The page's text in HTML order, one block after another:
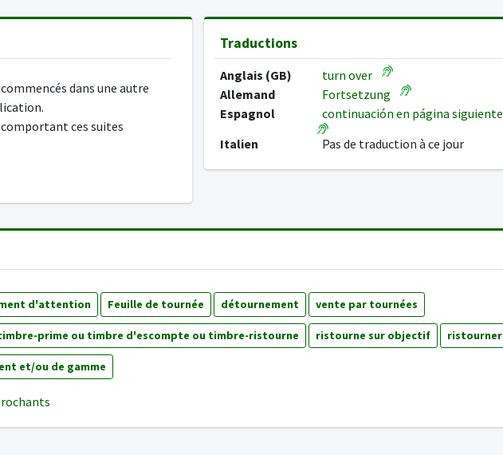
dans une autre
comportant ces suites
Traductions
Anglais (GB)
turn over
Allemand
Fortsetzung
Espagnol
continuación en página siguiente
Italien
Pas de traduction à ce jour
d'attention Feuille de tournée détournement vente par tournées
prime ou timbre d'escompte ou timbre-ristourne ristourne sur objectif ristourner
et/ou de gamme